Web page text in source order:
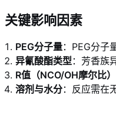
关键影响因素
PEG分子量：PEG分子
异氰酸酯类型 ：芳香族
R值（NCO/OH摩尔比）
溶剂与水分：反应需在